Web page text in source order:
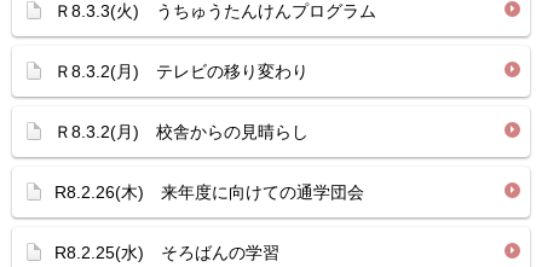
Ｒ8.3.3(火) うちゅうたんけんプログラム
Ｒ8.3.2(月) テレビの移り変わり
Ｒ8.3.2(月) 校舎からの見晴らし
R8.2.26(木) 来年度に向けての通学団会
R8.2.25(水) そろばんの学習